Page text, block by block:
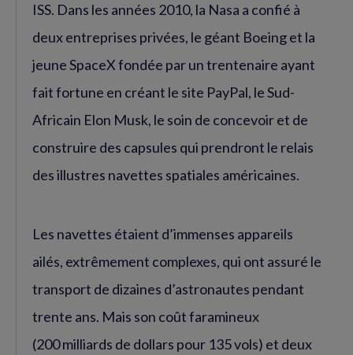
ISS. Dans les années 2010, la Nasa a confié à
deux entreprises privées, le géant Boeing et la
jeune SpaceX fondée par un trentenaire ayant
fait fortune en créant le site PayPal, le Sud-
Africain Elon Musk, le soin de concevoir et de
construire des capsules qui prendront le relais
des illustres navettes spatiales américaines.
Les navettes étaient d’immenses appareils
ailés, extrêmement complexes, qui ont assuré le
transport de dizaines d’astronautes pendant
trente ans. Mais son coût faramineux
(200 milliards de dollars pour 135 vols) et deux